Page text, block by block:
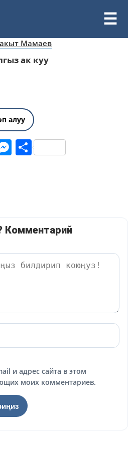
Мамаев
ак куу
алуу
Messenger
Share
Комментарий
и адрес сайта в этом
моих комментариев.